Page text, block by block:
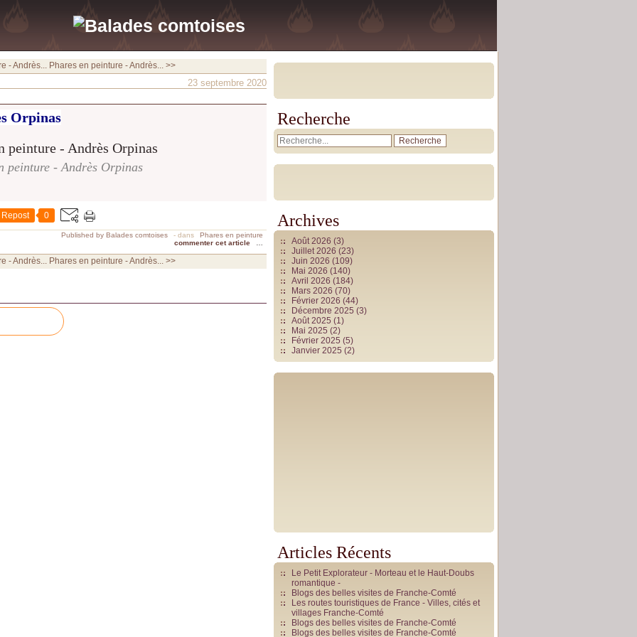
- Andrès... Phares en peinture - Andrès... >>
23 septembre 2020
Orpinas
peinture - Andrès Orpinas
Repost 0
Published by Balades comtoises - dans
Phares en peinture
commenter cet article
- Andrès... Phares en peinture - Andrès... >>
Recherche
Archives
Août 2026 (3)
Juillet 2026 (23)
Juin 2026 (109)
Mai 2026 (140)
Avril 2026 (184)
Mars 2026 (70)
Février 2026 (44)
Décembre 2025 (3)
Août 2025 (1)
Mai 2025 (2)
Février 2025 (5)
Janvier 2025 (2)
Articles Récents
Le Petit Explorateur - Morteau et le Haut-Doubs
romantique -
Blogs des belles visites de Franche-Comté
Les routes touristiques de France - Villes, cités et
villages Franche-Comté
Blogs des belles visites de Franche-Comté
Blogs des belles visites de Franche-Comté